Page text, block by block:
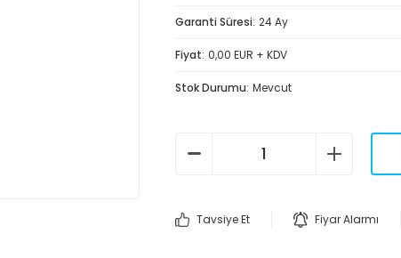
Garanti Süresi 24 Ay
Fiyat 0,00 EUR + KDV
Stok Durumu Mevcut
Tavsiye Et Fiyar Alarmı